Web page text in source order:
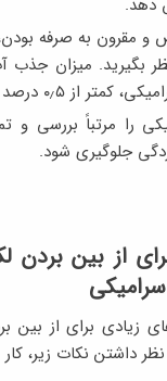
دهد.
و مقرون به صرفه
بگیرید. میزان
از ۰٫۵ درصد است.
را مرتباً بررسی و
جلوگیری شود.
از بین بردن
زیادی برای از بین
داشتن نکات زیر،